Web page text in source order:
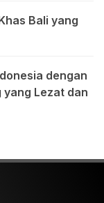
Bali yang
dengan
yang Lezat dan